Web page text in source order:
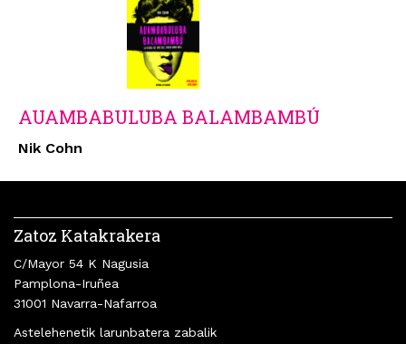
AUAMBABULUBA BALAMBAMBÚ
Nik Cohn
Zatoz Katakrakera
C/Mayor 54 K Nagusia
Pamplona-Iruñea
31001 Navarra-Nafarroa
Astelehenetik larunbatera zabalik